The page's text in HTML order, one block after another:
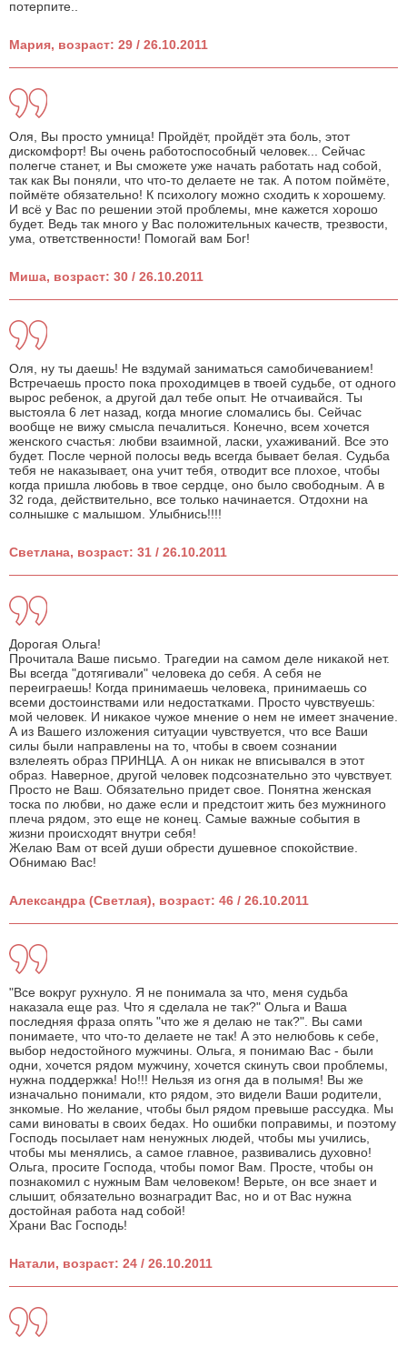
потерпите..
Мария, возраст: 29 / 26.10.2011
Оля, Вы просто умница! Пройдёт, пройдёт эта боль, этот
дискомфорт! Вы очень работоспособный человек... Сейчас
полегче станет, и Вы сможете уже начать работать над собой,
так как Вы поняли, что что-то делаете не так. А потом поймёте,
поймёте обязательно! К психологу можно сходить к хорошему.
И всё у Вас по решении этой проблемы, мне кажется хорошо
будет. Ведь так много у Вас положительных качеств, трезвости,
ума, ответственности! Помогай вам Бог!
Миша, возраст: 30 / 26.10.2011
Оля, ну ты даешь! Не вздумай заниматься самобичеванием!
Встречаешь просто пока проходимцев в твоей судьбе, от одного
вырос ребенок, а другой дал тебе опыт. Не отчаивайся. Ты
выстояла 6 лет назад, когда многие сломались бы. Сейчас
вообще не вижу смысла печалиться. Конечно, всем хочется
женского счастья: любви взаимной, ласки, ухаживаний. Все это
будет. После черной полосы ведь всегда бывает белая. Судьба
тебя не наказывает, она учит тебя, отводит все плохое, чтобы
когда пришла любовь в твое сердце, оно было свободным. А в
32 года, действительно, все только начинается. Отдохни на
солнышке с малышом. Улыбнись!!!!
Светлана, возраст: 31 / 26.10.2011
Дорогая Ольга!
Прочитала Ваше письмо. Трагедии на самом деле никакой нет.
Вы всегда "дотягивали" человека до себя. А себя не
переиграешь! Когда принимаешь человека, принимаешь со
всеми достоинствами или недостатками. Просто чувствуешь:
мой человек. И никакое чужое мнение о нем не имеет значение.
А из Вашего изложения ситуации чувствуется, что все Ваши
силы были направлены на то, чтобы в своем сознании
взлелеять образ ПРИНЦА. А он никак не вписывался в этот
образ. Наверное, другой человек подсознательно это чувствует.
Просто не Ваш. Обязательно придет свое. Понятна женская
тоска по любви, но даже если и предстоит жить без мужниного
плеча рядом, это еще не конец. Самые важные события в
жизни происходят внутри себя!
Желаю Вам от всей души обрести душевное спокойствие.
Обнимаю Вас!
Александра (Светлая), возраст: 46 / 26.10.2011
"Все вокруг рухнуло. Я не понимала за что, меня судьба
наказала еще раз. Что я сделала не так?" Ольга и Ваша
последняя фраза опять "что же я делаю не так?". Вы сами
понимаете, что что-то делаете не так! А это нелюбовь к себе,
выбор недостойного мужчины. Ольга, я понимаю Вас - были
одни, хочется рядом мужчину, хочется скинуть свои проблемы,
нужна поддержка! Но!!! Нельзя из огня да в полымя! Вы же
изначально понимали, кто рядом, это видели Ваши родители,
знкомые. Но желание, чтобы был рядом превыше рассудка. Мы
сами виноваты в своих бедах. Но ошибки поправимы, и поэтому
Господь посылает нам ненужных людей, чтобы мы учились,
чтобы мы менялись, а самое главное, развивались духовно!
Ольга, просите Господа, чтобы помог Вам. Просте, чтобы он
познакомил с нужным Вам человеком! Верьте, он все знает и
слышит, обязательно вознаградит Вас, но и от Вас нужна
достойная работа над собой!
Храни Вас Господь!
Натали, возраст: 24 / 26.10.2011